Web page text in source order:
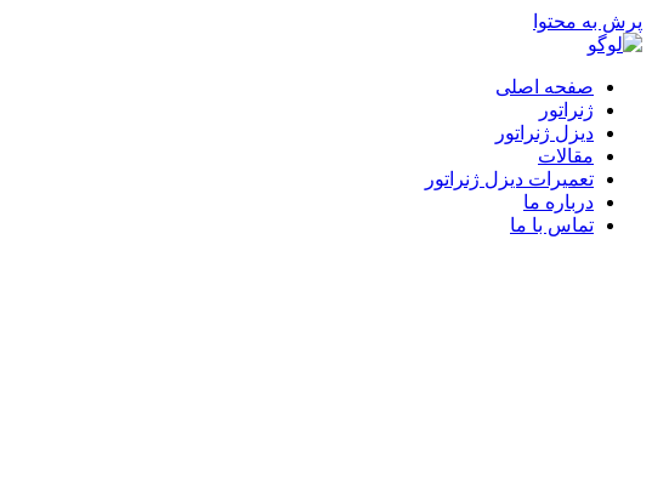
پرش به محتوا
صفحه اصلی
ژنراتور
دیزل ژنراتور
مقالات
تعمیرات دیزل ژنراتور
درباره ما
تماس با ما